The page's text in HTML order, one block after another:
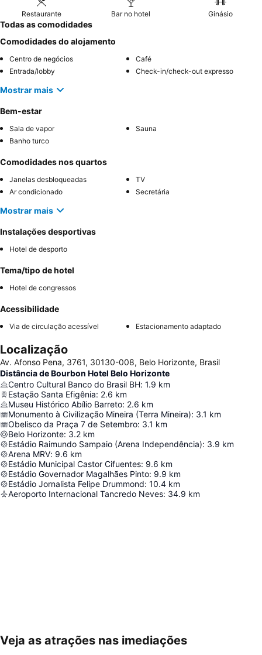
Restaurante Bar no hotel Ginásio
Todas as comodidades
Comodidades do alojamento
Centro de negócios
Café
Entrada/lobby
Check-in/check-out expresso
Mostrar mais
Bem-estar
Sala de vapor
Sauna
Banho turco
Comodidades nos quartos
Janelas desbloqueadas
TV
Ar condicionado
Secretária
Mostrar mais
Instalações desportivas
Hotel de desporto
Tema/tipo de hotel
Hotel de congressos
Acessibilidade
Via de circulação acessível Estacionamento adaptado
Localização
Av. Afonso Pena, 3761, 30130-008, Belo Horizonte, Brasil
Distância de Bourbon Hotel Belo Horizonte
Centro Cultural Banco do Brasil BH: 1.9 km
Estação Santa Efigênia: 2.6 km
Museu Histórico Abílio Barreto: 2.6 km
Monumento à Civilização Mineira (Terra Mineira): 3.1 km
Obelisco da Praça 7 de Setembro: 3.1 km
Belo Horizonte: 3.2 km
Estádio Raimundo Sampaio (Arena Independência): 3.9 km
Arena MRV: 9.6 km
Estádio Municipal Castor Cifuentes: 9.6 km
Estádio Governador Magalhães Pinto: 9.9 km
Estádio Jornalista Felipe Drummond: 10.4 km
Aeroporto Internacional Tancredo Neves: 34.9 km
Ampliar mapa
Veja as atrações nas imediações